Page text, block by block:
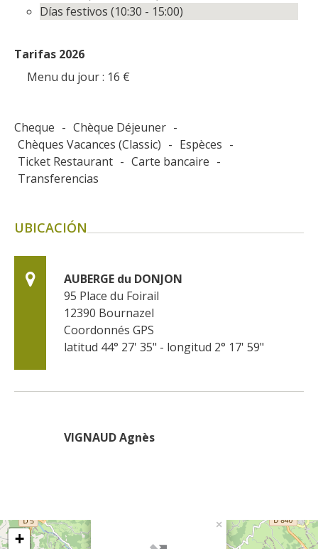
Días festivos (10:30 - 15:00)
Tarifas 2026
Menu du jour : 16 €
Cheque - Chèque Déjeuner -
Chèques Vacances (Classic) - Espèces -
Ticket Restaurant - Carte bancaire -
Transferencias
UBICACIÓN
AUBERGE du DONJON
95 Place du Foirail
12390 Bournazel
Coordonnés GPS
latitud 44° 27' 35" - longitud 2° 17' 59"
VIGNAUD Agnès
×
+